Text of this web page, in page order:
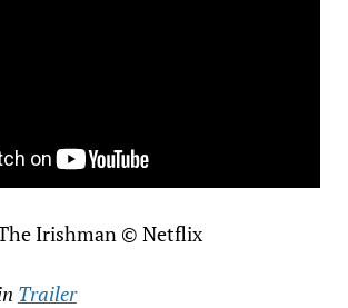
Irishman © Netflix
Trailer